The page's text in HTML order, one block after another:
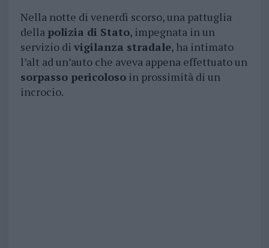
Nella notte di venerdì scorso, una pattuglia
della polizia di Stato, impegnata in un
servizio di vigilanza stradale, ha intimato
l’alt ad un’auto che aveva appena effettuato un
sorpasso pericolosoin prossimità di un
incrocio.